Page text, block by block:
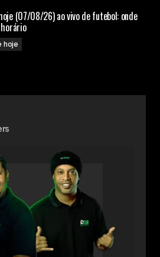
(07/08/26) ao vivo de futebol: onde
hoje